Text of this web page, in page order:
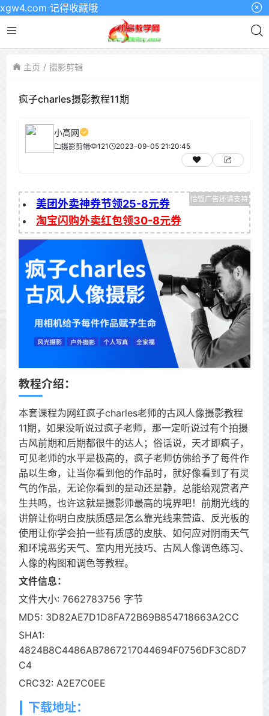
记得收藏哦
主页 摄影剪辑
疯子charles摄影教程11期
小高网
摄影剪辑 121 2023-09-05 21:20:45
美团外卖神券节领25-8元券
淘宝闪购外卖红包领30-8元券
教程介绍：
本套课程为网红疯子charles老师的古风人像摄影教程
11期，如果没听说过疯子老师，那一定听说过有个拍摄
古风前期和后期都很牛的达人；俗话说，天才即疯子，
可见老师的水平是极高的，疯子老师仿佛给予了每件作
品以生命，让当你看到他的作品时，就好像看到了有灵
气的作品，无论你看到的是动还是静，总能给观赏者产
生共鸣，也许这就是摄影师最高的境界吧！前期光线的
讲解让你明白皮肤质感是怎么靠光线来营造、反光板的
使用让你学会拍一些有质感的皮肤、如何应对阴雨天气
和环境恶劣天气、室内用光技巧、古风人像调色练习、
人像的构图和调色等教程。
文件信息：
文件大小: 7662783756 字节
MD5: 3D82AE7D1D8FA72B69B854718663A2CC
SHA1:
4824B8C4486AB7867217044694F0756DF3C8D7
C4
CRC32: A2E7C0EE
下载地址：